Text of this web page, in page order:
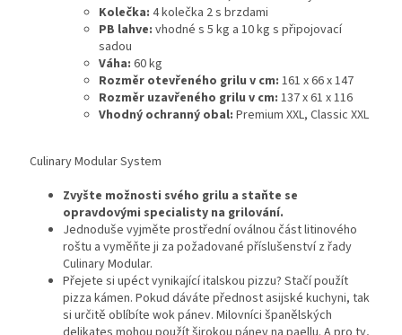
Kolečka: 4 kolečka 2 s brzdami
PB lahve: vhodné s 5 kg a 10 kg s připojovací
sadou
Váha: 60 kg
Rozměr otevřeného grilu v cm: 161 x 66 x 147
Rozměr uzavřeného grilu v cm: 137 x 61 x 116
Vhodný ochranný obal: Premium XXL, Classic XXL
Culinary Modular System
Zvyšte možnosti svého grilu a staňte se
opravdovými specialisty na grilování.
Jednoduše vyjměte prostřední oválnou část litinového
roštu a vyměňte ji za požadované příslušenství z řady
Culinary Modular.
Přejete si upéct vynikající italskou pizzu? Stačí použít
pizza kámen. Pokud dáváte přednost asijské kuchyni, tak
si určitě oblíbíte wok pánev. Milovníci španělských